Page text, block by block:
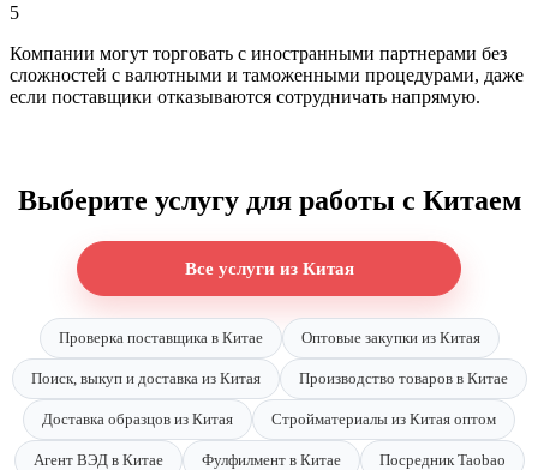
5
Компании могут торговать с иностранными партнерами без
сложностей с валютными и таможенными процедурами, даже
если поставщики отказываются сотрудничать напрямую.
Выберите услугу для работы с Китаем
Все услуги из Китая
Проверка поставщика в Китае Оптовые закупки из Китая
Поиск, выкуп и доставка из Китая Производство товаров в Китае
Доставка образцов из Китая Стройматериалы из Китая оптом
Агент ВЭД в Китае Фулфилмент в Китае Посредник Taobao